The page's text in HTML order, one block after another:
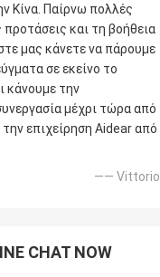
Κίνα. Παίρνω πολλές
και τη βοήθεια
μας κάνετε να πάρουμε
σε εκείνο το
κάνουμε την
μέχρι τώρα από
επιχείρηση Aidear από
—— Vittorio
CHAT NOW